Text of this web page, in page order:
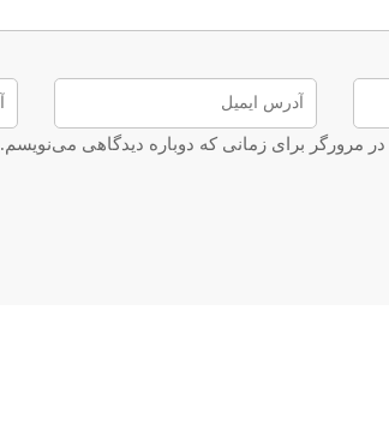
مرورگر برای زمانی که دوباره دیدگاهی می‌نویسم.